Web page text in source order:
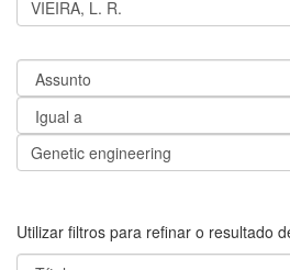
Utilizar filtros para refinar o resultado